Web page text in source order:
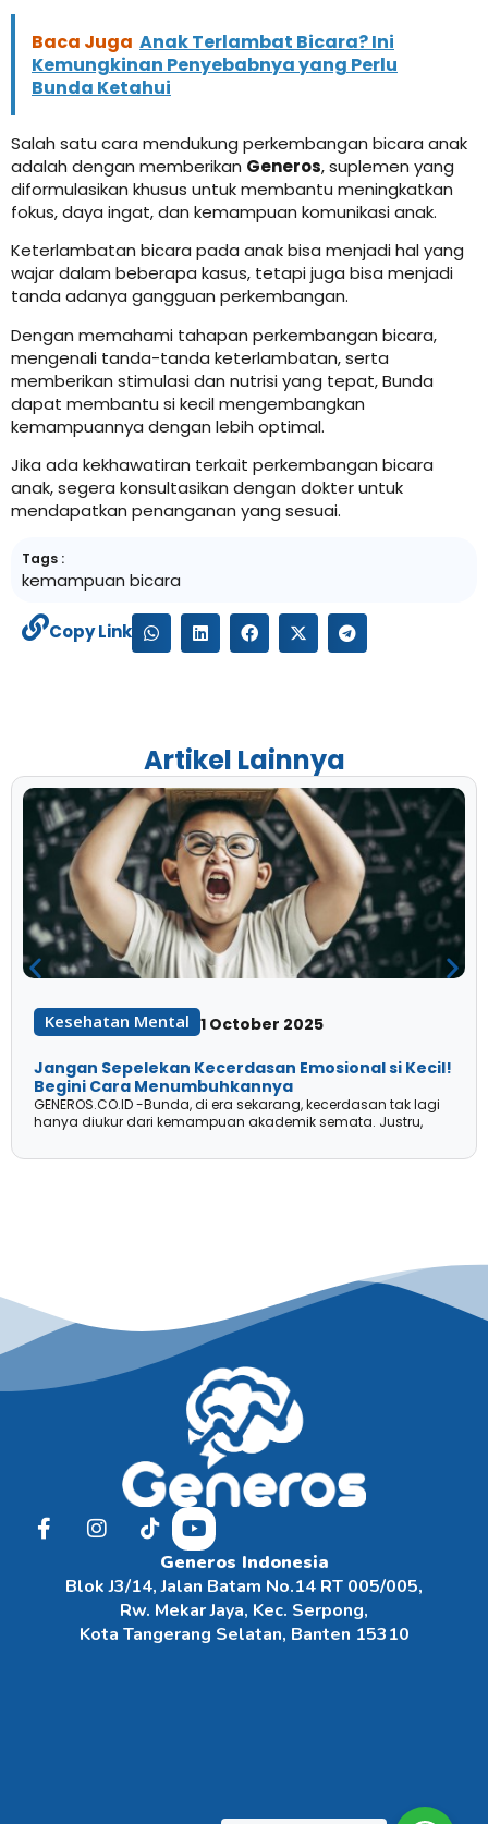
Copy Link
Baca Juga Anak Terlambat Bicara? Ini
Kemungkinan Penyebabnya yang Perlu
Bunda Ketahui
Salah satu cara mendukung perkembangan bicara anak
adalah dengan memberikan Generos, suplemen yang
diformulasikan khusus untuk membantu meningkatkan
fokus, daya ingat, dan kemampuan komunikasi anak.
Keterlambatan bicara pada anak bisa menjadi hal yang
wajar dalam beberapa kasus, tetapi juga bisa menjadi
tanda adanya gangguan perkembangan.
Dengan memahami tahapan perkembangan bicara,
mengenali tanda-tanda keterlambatan, serta
memberikan stimulasi dan nutrisi yang tepat, Bunda
dapat membantu si kecil mengembangkan
kemampuannya dengan lebih optimal.
Jika ada kekhawatiran terkait perkembangan bicara
anak, segera konsultasikan dengan dokter untuk
mendapatkan penanganan yang sesuai.
Tags :
kemampuan bicara
Artikel Lainnya
Kesehatan Mental 1 October 2025
Jangan Sepelekan Kecerdasan Emosional si Kecil!
Begini Cara Menumbuhkannya
GENEROS.CO.ID -Bunda, di era sekarang, kecerdasan tak lagi
hanya diukur dari kemampuan akademik semata. Justru,
Generos Indonesia
Blok J3/14, Jalan Batam No.14 RT 005/005,
Rw. Mekar Jaya, Kec. Serpong,
Kota Tangerang Selatan, Banten 15310